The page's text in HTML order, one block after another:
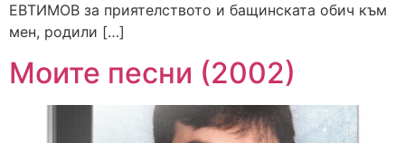
ЕВТИМОВ за приятелството и бащинската обич към
мен, родили […]
Моите песни (2002)